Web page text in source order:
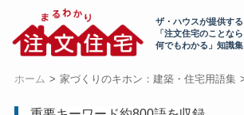
ザ・ハウスが提供する
「注文住宅のことなら
何でもわかる」知識集
ホーム 家づくりのキホン：建築・住宅用語集